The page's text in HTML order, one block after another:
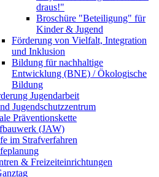
draus!"
Broschüre "Beteiligung" für
Kinder & Jugend
Förderung von Vielfalt, Integration
und Inklusion
Bildung für nachhaltige
Entwicklung (BNE) / Ökologische
Bildung
Jugendarbeit
Jugendschutzzentrum
Präventionskette
(JAW)
im Strafverfahren
& Freizeiteinrichtungen